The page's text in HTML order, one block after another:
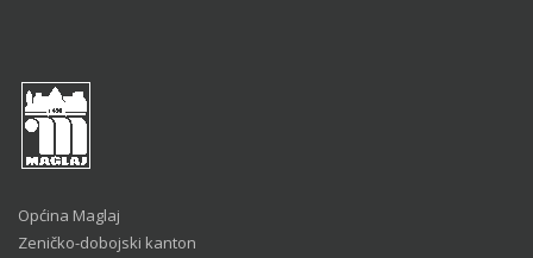
Općina Maglaj
Zeničko-dobojski kanton